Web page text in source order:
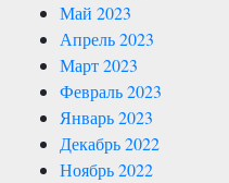
Май 2023
Апрель 2023
Март 2023
Февраль 2023
Январь 2023
Декабрь 2022
Ноябрь 2022